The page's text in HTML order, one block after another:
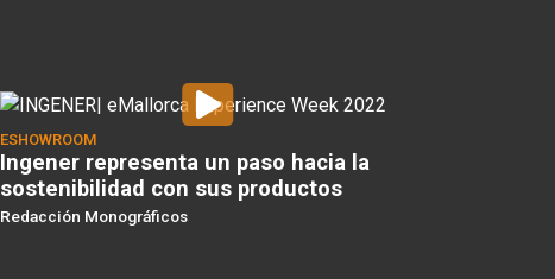
ESHOWROOM
Ingener representa un paso hacia la
sostenibilidad con sus productos
Redacción Monográficos